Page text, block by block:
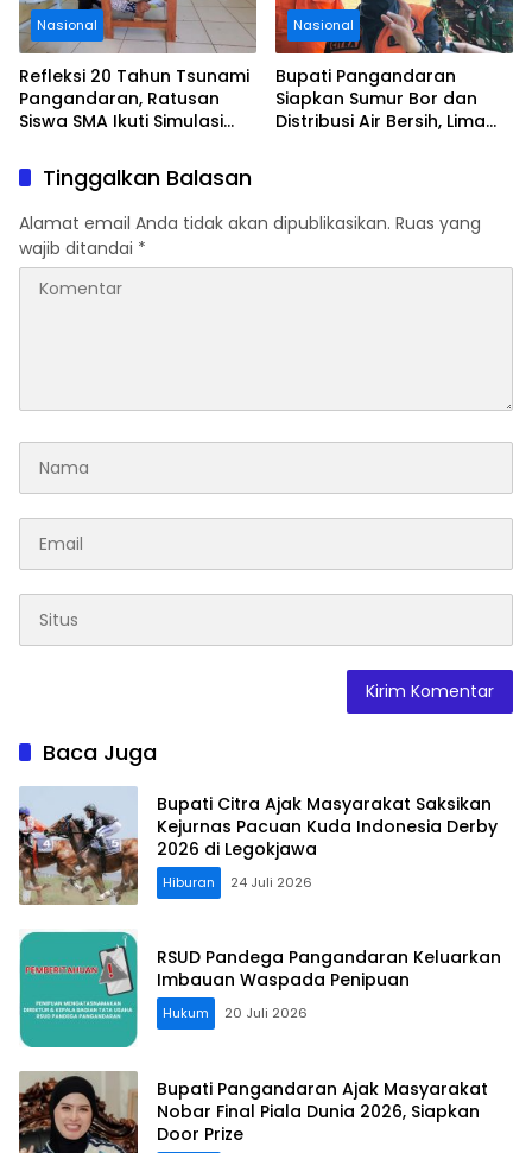
Nasional
Refleksi 20 Tahun Tsunami
Pangandaran, Ratusan
Siswa SMA Ikuti Simulasi
Tsunami
Nasional
Bupati Pangandaran
Siapkan Sumur Bor dan
Distribusi Air Bersih, Lima
Tinggalkan Balasan
Alamat email Anda tidak akan dipublikasikan. Ruas yang
wajib ditandai *
Baca Juga
Bupati Citra Ajak Masyarakat Saksikan
Kejurnas Pacuan Kuda Indonesia Derby
2026 di Legokjawa
Hiburan 24 Juli 2026
RSUD Pandega Pangandaran Keluarkan
Imbauan Waspada Penipuan
Hukum 20 Juli 2026
Bupati Pangandaran Ajak Masyarakat
Nobar Final Piala Dunia 2026, Siapkan
Door Prize